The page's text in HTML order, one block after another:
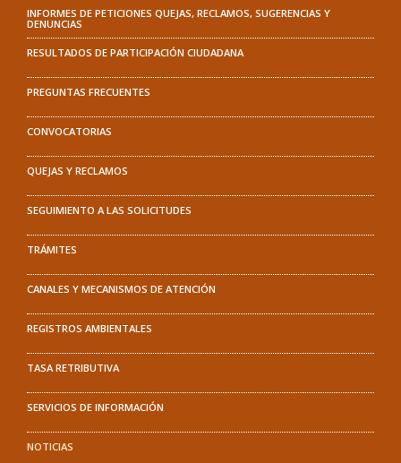
INFORMES DE PETICIONES QUEJAS, RECLAMOS, SUGERENCIAS Y
DENUNCIAS
RESULTADOS DE PARTICIPACIÓN CIUDADANA
PREGUNTAS FRECUENTES
CONVOCATORIAS
QUEJAS Y RECLAMOS
SEGUIMIENTO A LAS SOLICITUDES
TRÁMITES
CANALES Y MECANISMOS DE ATENCIÓN
REGISTROS AMBIENTALES
TASA RETRIBUTIVA
SERVICIOS DE INFORMACIÓN
NOTICIAS